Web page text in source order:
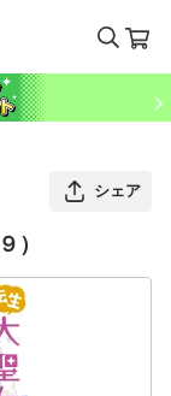
シェア
）